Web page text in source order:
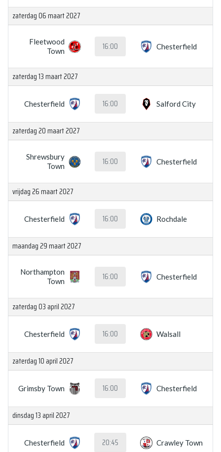
zaterdag 06 maart 2027
Fleetwood
Town
16:00 Chesterfield
zaterdag 13 maart 2027
Chesterfield 16:00 Salford City
zaterdag 20 maart 2027
Shrewsbury
Town
16:00 Chesterfield
vrijdag 26 maart 2027
Chesterfield 16:00 Rochdale
maandag 29 maart 2027
Northampton
Town
16:00 Chesterfield
zaterdag 03 april 2027
Chesterfield 16:00 Walsall
zaterdag 10 april 2027
Grimsby Town 16:00 Chesterfield
dinsdag 13 april 2027
Chesterfield 20:45 Crawley Town